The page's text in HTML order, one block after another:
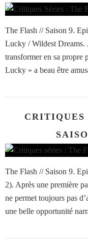
The Flash // Saison 9.
Lucky / Wildest Dreams.
transformer en sa propre
Lucky » a beau être
The Flash // Saison 9.
2). Après une première
ne permet toujours pas
une belle opportunité